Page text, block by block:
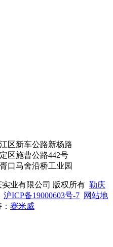
区新车公路新杨路
区施曹公路442号
口马舍沿桥工业园
实业有限公司 版权所有 勒庆
沪ICP备19000603号-7 网站地
赛米威